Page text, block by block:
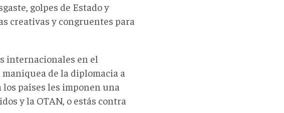
golpes de Estado y
creativas y congruentes para
internacionales en el
de la diplomacia a
países les imponen una
y la OTAN, o estás contra